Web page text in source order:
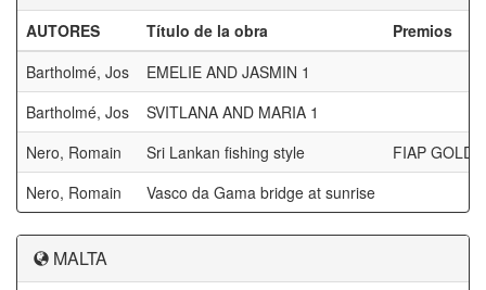
AUTORES Título de la obra
Premios
Bartholmé, Jos
EMELIE AND JASMIN 1
Bartholmé, Jos
SVITLANA AND MARIA 1
Nero, Romain
Sri Lankan fishing style
FIAP GOLD
Nero, Romain
Vasco da Gama bridge at sunrise
MALTA